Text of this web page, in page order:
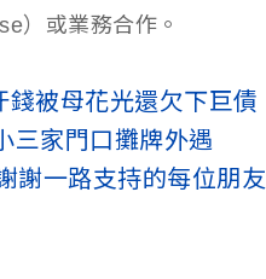
）或業務合作。
被母花光還欠下巨債
家門口攤牌外遇
謝一路支持的每位朋友